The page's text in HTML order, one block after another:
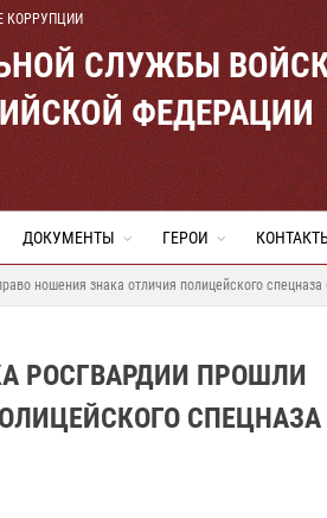
КОРРУПЦИИ
СЛУЖБЫ
ФЕДЕРАЦИИ
ДОКУМЕНТЫ ГЕРОИ
ношения знака отличия полицейского спецназа
РОСГВАРДИИ ПРОШЛИ
СПЕЦНАЗА